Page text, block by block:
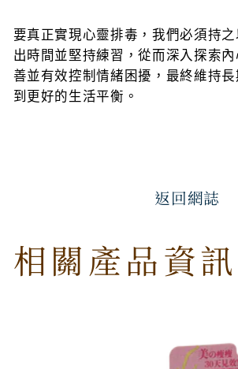
要真正實現心靈排毒，我們必須持
出時間並堅持練習，從而深入探索
善並有效控制情緒困擾，最終維持
到更好的生活平衡。
返回網誌
相關產品資訊